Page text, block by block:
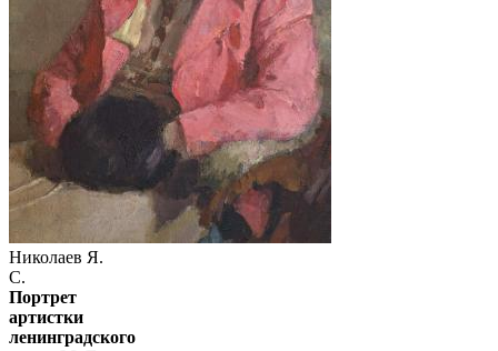
Николаев Я.
С.
Портрет
артистки
ленинградского